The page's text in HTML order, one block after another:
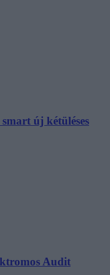
új kétüléses
Audit